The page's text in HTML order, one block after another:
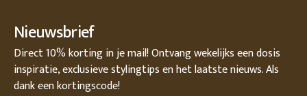
Nieuwsbrief
Direct 10% korting in je mail! Ontvang wekelijks een dosis
inspiratie, exclusieve stylingtips en het laatste nieuws. Als
dank een kortingscode!